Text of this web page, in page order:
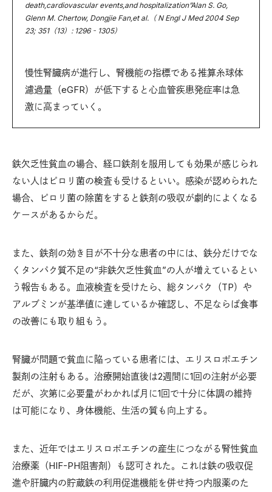
death,cardiovascular events,and hospitalization”Alan S. Go,
Glenn M. Chertow, Dongjie Fan,et al.（ N Engl J Med 2004 Sep
23; 351（13）: 1296‐1305）
慢性腎臓病が進行し、腎機能の指標である推算糸球体
濾過量（eGFR）が低下すると心血管疾患発症率は急
激に高まっていく。
鉄欠乏性貧血の場合、経口鉄剤を服用しても効果が感じられ
ない人はピロリ菌の検査も受けるといい。感染が認められた
場合、ピロリ菌の除菌をすると鉄剤の吸収が劇的によくなる
ケースがあるからだ。
また、鉄剤の効き目が不十分な患者の中には、鉄分だけでな
くタンパク質不足の“非鉄欠乏性貧血”の人が増えているとい
う報告もある。血液検査を受けたら、総タンパク（TP）や
アルブミンが基準値に達しているか確認し、不足ならば食事
の改善にも取り組もう。
腎臓が問題で貧血に陥っている患者には、エリスロポエチン
製剤の注射もある。治療開始直後は2週間に1回の注射が必要
だが、次第に必要量がわかれば月に1回で十分に体調の維持
は可能になり、身体機能、生活の質も向上する。
また、近年ではエリスロポエチンの産生につながる腎性貧血
治療薬（HIF-PH阻害剤）も認可された。これは鉄の吸収促
進や肝臓内の貯蔵鉄の利用促進機能を併せ持つ内服薬のた